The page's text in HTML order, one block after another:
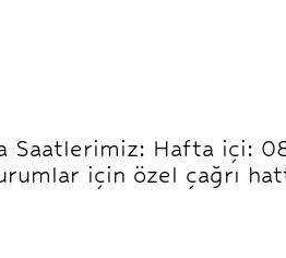
Saatlerimiz: Hafta içi:
için özel çağrı